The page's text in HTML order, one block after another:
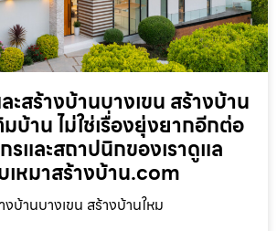
สร้างบ้านบางเขน สร้างบ้าน
บ้าน ไม่ใช่เรื่องยุ่งยากอีกต่อ
รและสถาปนิกของเราดูแล
หมาสร้างบ้าน.com
บ้านบางเขน สร้างบ้านใหม